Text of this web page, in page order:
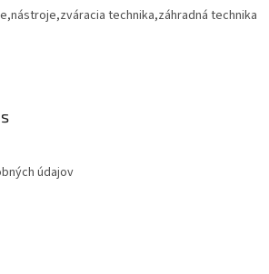
technika,záhradná technika
údajov